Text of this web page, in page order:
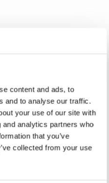
content and ads, to
and to analyse our traffic.
your use of our site with
analytics partners who
that you’ve
collected from your use
32 33